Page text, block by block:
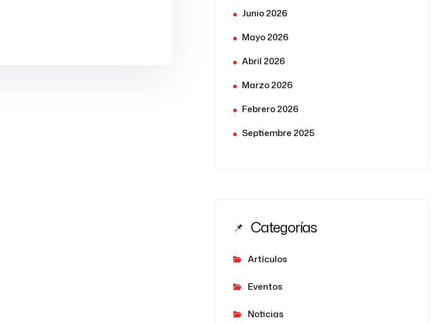
Junio 2026
Mayo 2026
Abril 2026
Marzo 2026
Febrero 2026
Septiembre 2025
Categorías
Artículos
Eventos
Noticias